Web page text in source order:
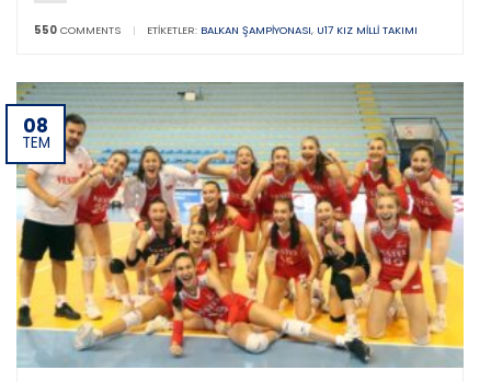
550 COMMENTS | ETIKETLER: BALKAN ŞAMPIYONASI, U17 KIZ MILLI TAKIMI
08
TEM